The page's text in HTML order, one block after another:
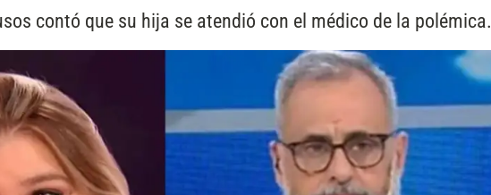
contó que su hija se atendió con el médico de la polémica.